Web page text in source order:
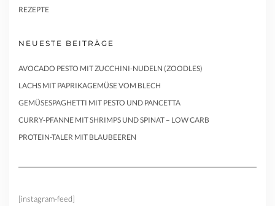
REZEPTE
NEUESTE BEITRÄGE
AVOCADO PESTO MIT ZUCCHINI-NUDELN (ZOODLES)
LACHS MIT PAPRIKAGEMÜSE VOM BLECH
GEMÜSESPAGHETTI MIT PESTO UND PANCETTA
CURRY-PFANNE MIT SHRIMPS UND SPINAT – LOW CARB
PROTEIN-TALER MIT BLAUBEEREN
[instagram-feed]